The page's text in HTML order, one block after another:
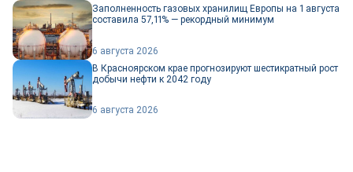
Заполненность газовых хранилищ Европы на 1 августа
составила 57,11% — рекордный минимум
6 августа 2026
В Красноярском крае прогнозируют шестикратный рост
добычи нефти к 2042 году
6 августа 2026